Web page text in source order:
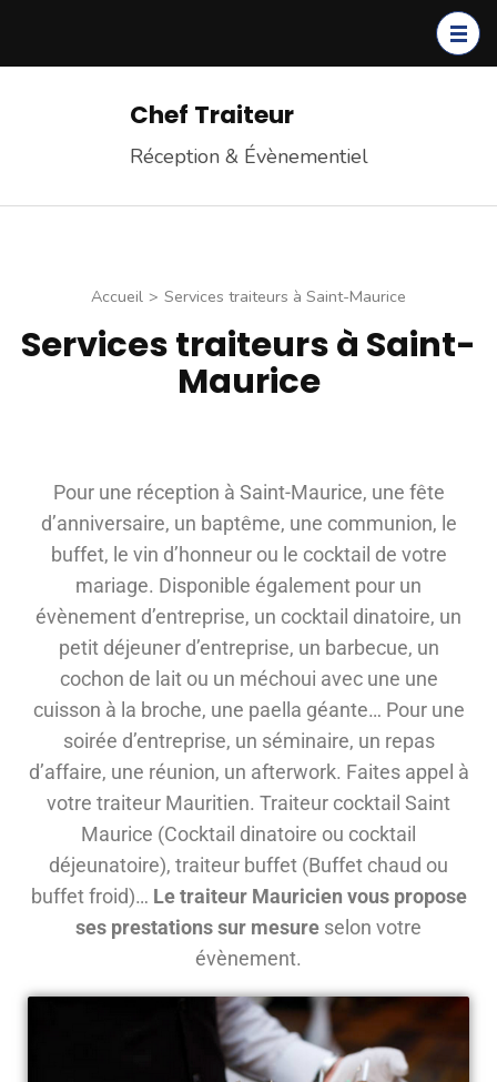
Chef Traiteur
Réception & Évènementiel
Accueil > Services traiteurs à Saint-Maurice
Services traiteurs à Saint-
Maurice
Pour une réception à Saint-Maurice, une fête
d’anniversaire, un baptême, une communion, le
buffet, le vin d’honneur ou le cocktail de votre
mariage. Disponible également pour un
évènement d’entreprise, un cocktail dinatoire, un
petit déjeuner d’entreprise, un barbecue, un
cochon de lait ou un méchoui avec une une
cuisson à la broche, une paella géante… Pour une
soirée d’entreprise, un séminaire, un repas
d’affaire, une réunion, un afterwork. Faites appel à
votre traiteur Mauritien. Traiteur cocktail Saint
Maurice (Cocktail dinatoire ou cocktail
déjeunatoire), traiteur buffet (Buffet chaud ou
buffet froid)… Le traiteur Mauricien vous propose
ses prestations sur mesure selon votre
évènement.